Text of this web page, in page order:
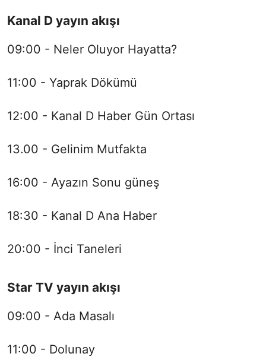
Kanal D yayın akışı
09:00 - Neler Oluyor Hayatta?
11:00 - Yaprak Dökümü
12:00 - Kanal D Haber Gün Ortası
13.00 - Gelinim Mutfakta
16:00 - Ayazın Sonu güneş
18:30 - Kanal D Ana Haber
20:00 - İnci Taneleri
Star TV yayın akışı
09:00 - Ada Masalı
11:00 - Dolunay